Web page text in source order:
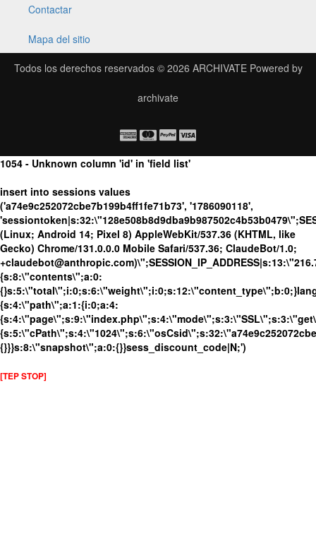
Contactar
Mapa del sitio
Todos los derechos reservados © 2026 ARCHIVATEPowered by
archivate
1054 - Unknown column 'id' in 'field list'
insert into sessions values
('a74e9c252072cbe7b199b4ff1fe71b73', '1786090118',
(Linux; Android 14; Pixel 8) AppleWebKit/537.36 (KHTML, like
Gecko) Chrome/131.0.0.0 Mobile Safari/537.36; ClaudeBot/1.0;
{s:8:\"contents\";a:0:
{s:4:\"path\";a:1:{i:0;a:4:
{}}}s:8:\"snapshot\";a:0:{}}sess_discount_code|N;')
[TEP STOP]